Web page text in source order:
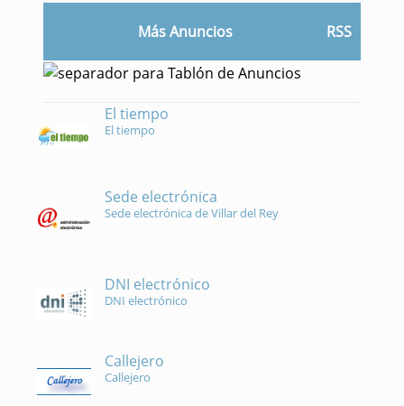
Más Anuncios RSS
El tiempo
El tiempo
Sede electrónica
Sede electrónica de Villar del Rey
DNI electrónico
DNI electrónico
Callejero
Callejero